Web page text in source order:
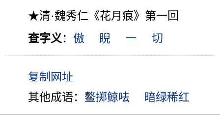
★清·魏秀仁《花月痕》第一回
查字义 ：傲 睨 一 切
其他成语： 鳌掷鲸呿 暗绿稀红